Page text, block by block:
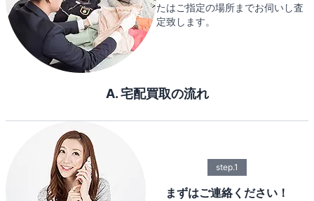
たはご指定の場所までお伺いし査
定致します。
A. 宅配買取の流れ
step.1
まずはご連絡ください！